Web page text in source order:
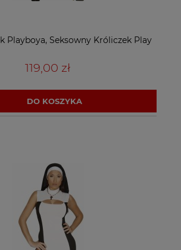
Playboya, Seksowny Króliczek Play
119,00 zł
DO KOSZYKA